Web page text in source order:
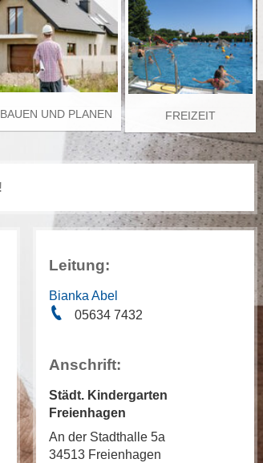
BAUEN UND PLANEN FREIZEIT
Leitung:
Bianka Abel
05634 7432
Anschrift:
Städt. Kindergarten
Freienhagen
An der Stadthalle 5a
34513 Freienhagen